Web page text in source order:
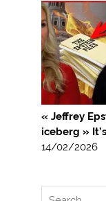
« Jeffrey
iceberg »
14/02/2026